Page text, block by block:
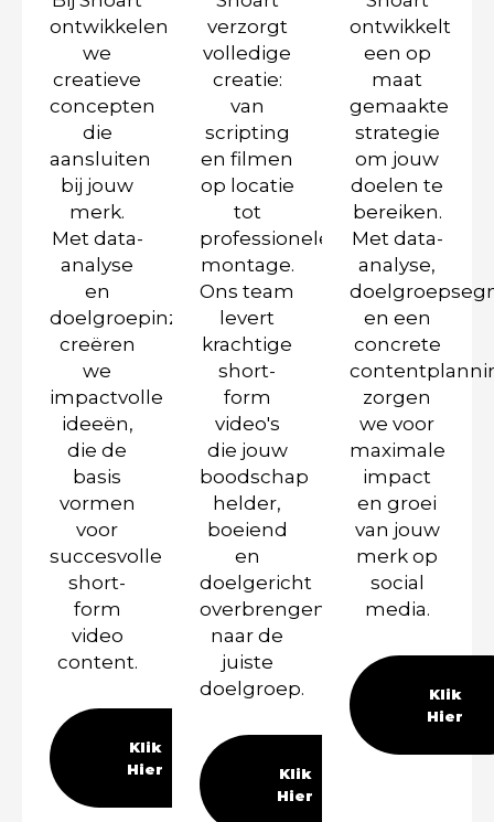
ontwikkelen
we
creatieve
concepten
die
aansluiten
bij jouw
merk.
Met data-
analyse
en
doelgroepinzichten
creëren
we
impactvolle
ideeën,
die de
basis
vormen
voor
succesvolle
short-
form
video
content.
Klik
Hier
verzorgt
volledige
creatie:
van
scripting
en filmen
op locatie
tot
professionele
montage.
Ons team
levert
krachtige
short-
form
video's
die jouw
boodschap
helder,
boeiend
en
doelgericht
overbrengen
naar de
juiste
doelgroep.
Klik
Hier
ontwikkelt
een op
maat
gemaakte
strategie
om jouw
doelen te
bereiken.
Met data-
analyse,
en een
concrete
zorgen
we voor
maximale
impact
en groei
van jouw
merk op
social
media.
Klik
Hier